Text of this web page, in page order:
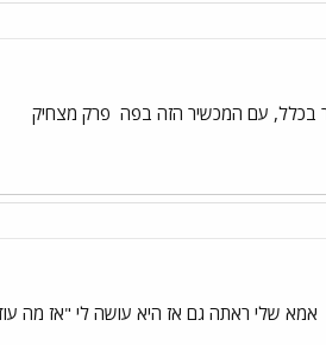
פרק מצחיק
אמא שלי ראתה גם אז היא עושה לי "אז מה עוד 20 שנה ככה יראה העולם?" או משו